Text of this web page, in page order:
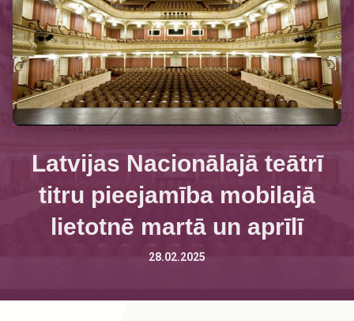
Latvijas Nacionālajā teātrī
titru pieejamība mobilajā
lietotnē martā un aprīlī
28.02.2025